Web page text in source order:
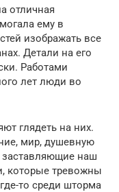
отличная
ему в
изображать все
Детали на его
Работами
лет люди во
глядеть на них.
мир, душевную
заставляющие наш
которые тревожны
то среди шторма